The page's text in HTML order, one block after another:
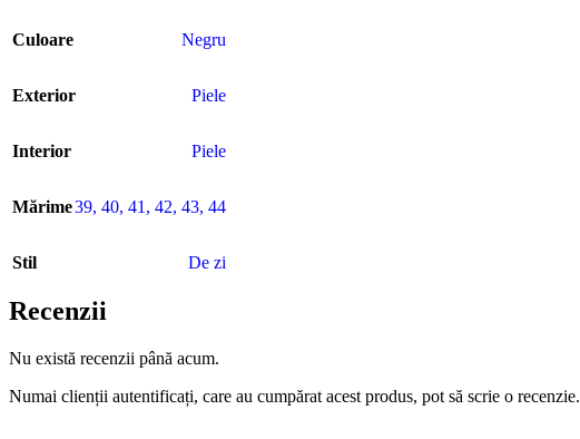
Culoare Negru
Exterior Piele
Interior Piele
Mărime39, 40, 41 , 42, 43, 44
Stil De zi
Recenzii
Nu există recenzii până acum.
Numai clienții autentificați, care au cumpărat acest produs, pot să scrie o recenzie.